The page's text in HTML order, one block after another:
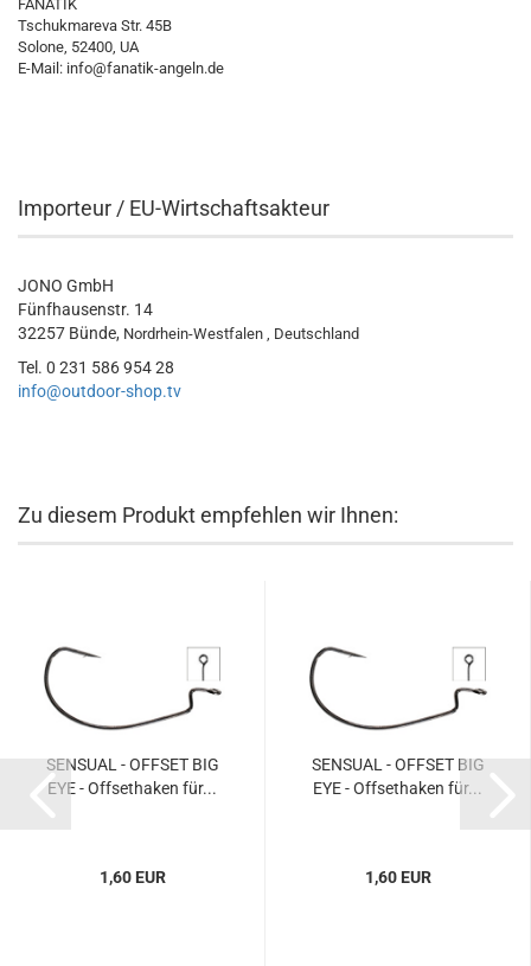
FANATIK
Tschukmareva Str. 45B
Solone, 52400, UA
E-Mail: info@fanatik-angeln.de
Importeur / EU-Wirtschaftsakteur
JONO GmbH
Fünfhausenstr. 14
32257 Bünde, Nordrhein-Westfalen , Deutschland
Tel. 0 231 586 954 28
info@outdoor-shop.tv
Zu diesem Produkt empfehlen wir Ihnen:
SENSUAL - OFFSET BIG
EYE - Offsethaken für...
1,60 EUR
SENSUAL - OFFSET BIG
EYE - Offsethaken für...
1,60 EUR